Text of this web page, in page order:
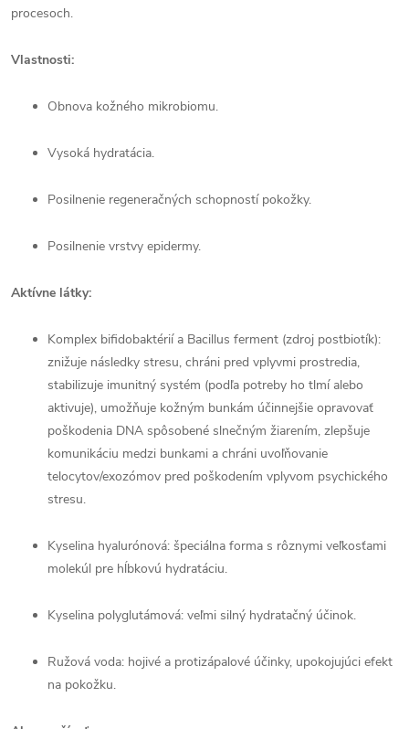
procesoch.
Vlastnosti:
Obnova kožného mikrobiomu.
Vysoká hydratácia.
Posilnenie regeneračných schopností pokožky.
Posilnenie vrstvy epidermy.
Aktívne látky:
Komplex bifidobaktérií a Bacillus ferment (zdroj postbiotík):
znižuje následky stresu, chráni pred vplyvmi prostredia,
stabilizuje imunitný systém (podľa potreby ho tlmí alebo
aktivuje), umožňuje kožným bunkám účinnejšie opravovať
poškodenia DNA spôsobené slnečným žiarením, zlepšuje
komunikáciu medzi bunkami a chráni uvoľňovanie
telocytov/exozómov pred poškodením vplyvom psychického
stresu.
Kyselina hyalurónová: špeciálna forma s rôznymi veľkosťami
molekúl pre hĺbkovú hydratáciu.
Kyselina polyglutámová: veľmi silný hydratačný účinok.
Ružová voda: hojivé a protizápalové účinky, upokojujúci efekt
na pokožku.